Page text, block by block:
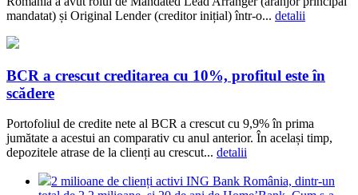
mandatat) și Original Lender (creditor inițial) într-o... detalii
BCR a crescut creditarea cu 10%, profitul este în
scădere
Portofoliul de credite nete al BCR a crescut cu 9,9% în prima
jumătate a acestui an comparativ cu anul anterior. În același timp,
depozitele atrase de la clienți au crescut... detalii
2 milioane de clienți activi ING Bank România, dintr-un